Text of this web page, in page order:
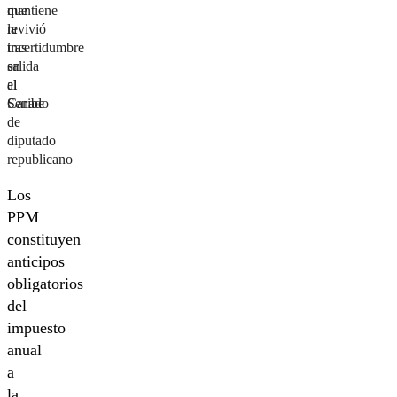
mantiene
la
incertidumbre
en
el
Senado
que
revivió
tras
salida
al
Caribe
de
diputado
republicano
Los
PPM
constituyen
anticipos
obligatorios
del
impuesto
anual
a